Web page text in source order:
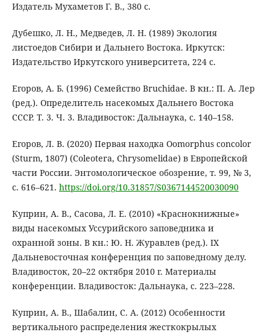
Издатель Мухаметов Г. В., 380 с.
Дубешко, Л. Н., Медведев, Л. Н. (1989) Экология
листоедов Сибири и Дальнего Востока. Иркутск:
Издательство Иркутского университета, 224 с.
Егоров, А. Б. (1996) Семейство Bruchidae. В кн.: П. А. Лер
(ред.). Определитель насекомых Дальнего Востока
СССР. Т. 3. Ч. 3. Владивосток: Дальнаука, с. 140–158.
Егоров, Л. В. (2020) Первая находка Oomorphus concolor
(Sturm, 1807) (Coleotera, Chrysomelidae) в Европейской
части России. Энтомологическое обозрение, т. 99, № 3,
с. 616–621. https://doi.org/10.31857/S0367144520030090
Куприн, А. В., Сасова, Л. Е. (2010) «Краснокнижные»
виды насекомых Уссурийского заповедника и
охранной зоны. В кн.: Ю. Н. Журавлев (ред.). IX
Дальневосточная конференция по заповедному делу.
Владивосток, 20–22 октября 2010 г. Материалы
конференции. Владивосток: Дальнаука, с. 223–228.
Куприн, А. В., Шабалин, С. А. (2012) Особенности
вертикального распределения жесткокрылых